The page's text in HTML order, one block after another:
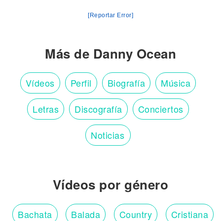
[Reportar Error]
Más de Danny Ocean
Vídeos Perfil Biografía Música
Letras Discografía Conciertos
Noticias
Vídeos por género
Bachata Balada Country Cristiana